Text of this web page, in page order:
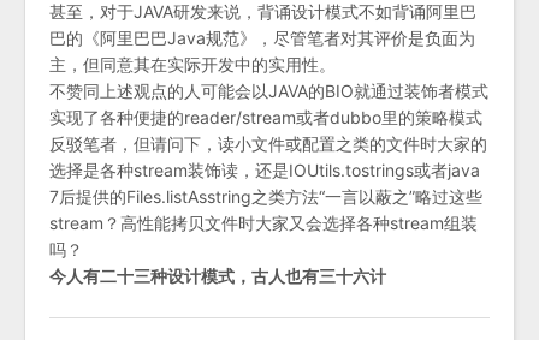
甚至，对于JAVA研发来说，背诵设计模式不如背诵阿里巴
巴的《阿里巴巴Java规范》，尽管笔者对其评价是负面为
主，但同意其在实际开发中的实用性。
不赞同上述观点的人可能会以JAVA的BIO就通过装饰者模式
实现了各种便捷的reader/stream或者dubbo里的策略模式
反驳笔者，但请问下，读小文件或配置之类的文件时大家的
选择是各种stream装饰读，还是IOUtils.tostrings或者java
7后提供的Files.listAsstring之类方法“一言以蔽之”略过这些
stream？高性能拷贝文件时大家又会选择各种stream组装
吗？
今人有二十三种设计模式，古人也有三十六计